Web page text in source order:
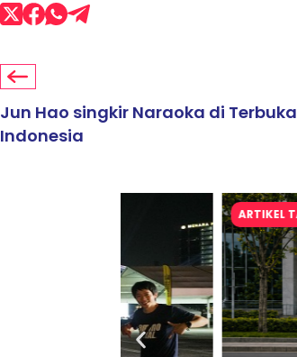
Jun Hao singkir Naraoka di Terbuka
Indonesia
ARTIKEL TAJAAN